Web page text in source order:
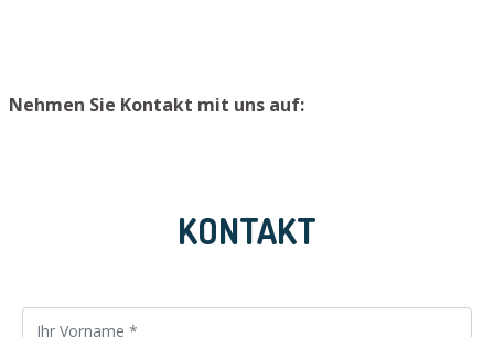
Nehmen Sie Kontakt mit uns auf:
KONTAKT